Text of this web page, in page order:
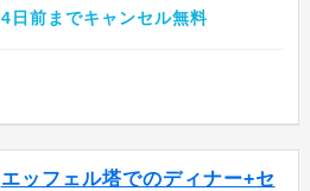
4日前までキャンセル無料
エッフェル塔でのディナー+セ